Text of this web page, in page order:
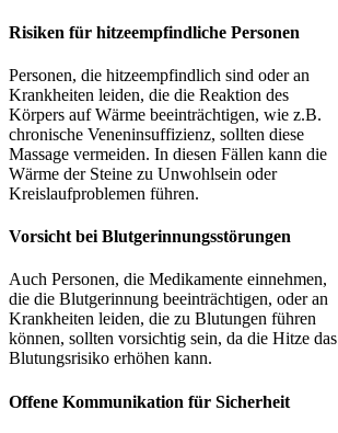
Risiken für hitzeempfindliche Personen
Personen, die hitzeempfindlich sind oder an
Krankheiten leiden, die die Reaktion des
Körpers auf Wärme beeinträchtigen, wie z.B.
chronische Veneninsuffizienz, sollten diese
Massage vermeiden. In diesen Fällen kann die
Wärme der Steine zu Unwohlsein oder
Kreislaufproblemen führen.
Vorsicht bei Blutgerinnungsstörungen
Auch Personen, die Medikamente einnehmen,
die die Blutgerinnung beeinträchtigen, oder an
Krankheiten leiden, die zu Blutungen führen
können, sollten vorsichtig sein, da die Hitze das
Blutungsrisiko erhöhen kann.
Offene Kommunikation für Sicherheit